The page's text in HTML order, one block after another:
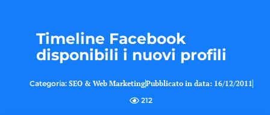
Timeline Facebook
disponibili i nuovi profili
Categoria: SEO & Web MarketingPubblicato in data: 16/12/2011
212